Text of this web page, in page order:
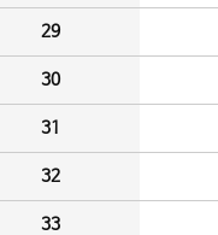
29
30
31
32
33